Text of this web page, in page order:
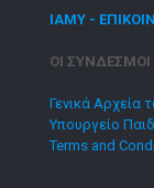
ΙΑΜΥ -
ΟΙ
Γενικά Αρχεία
Υπουργείο
Terms and